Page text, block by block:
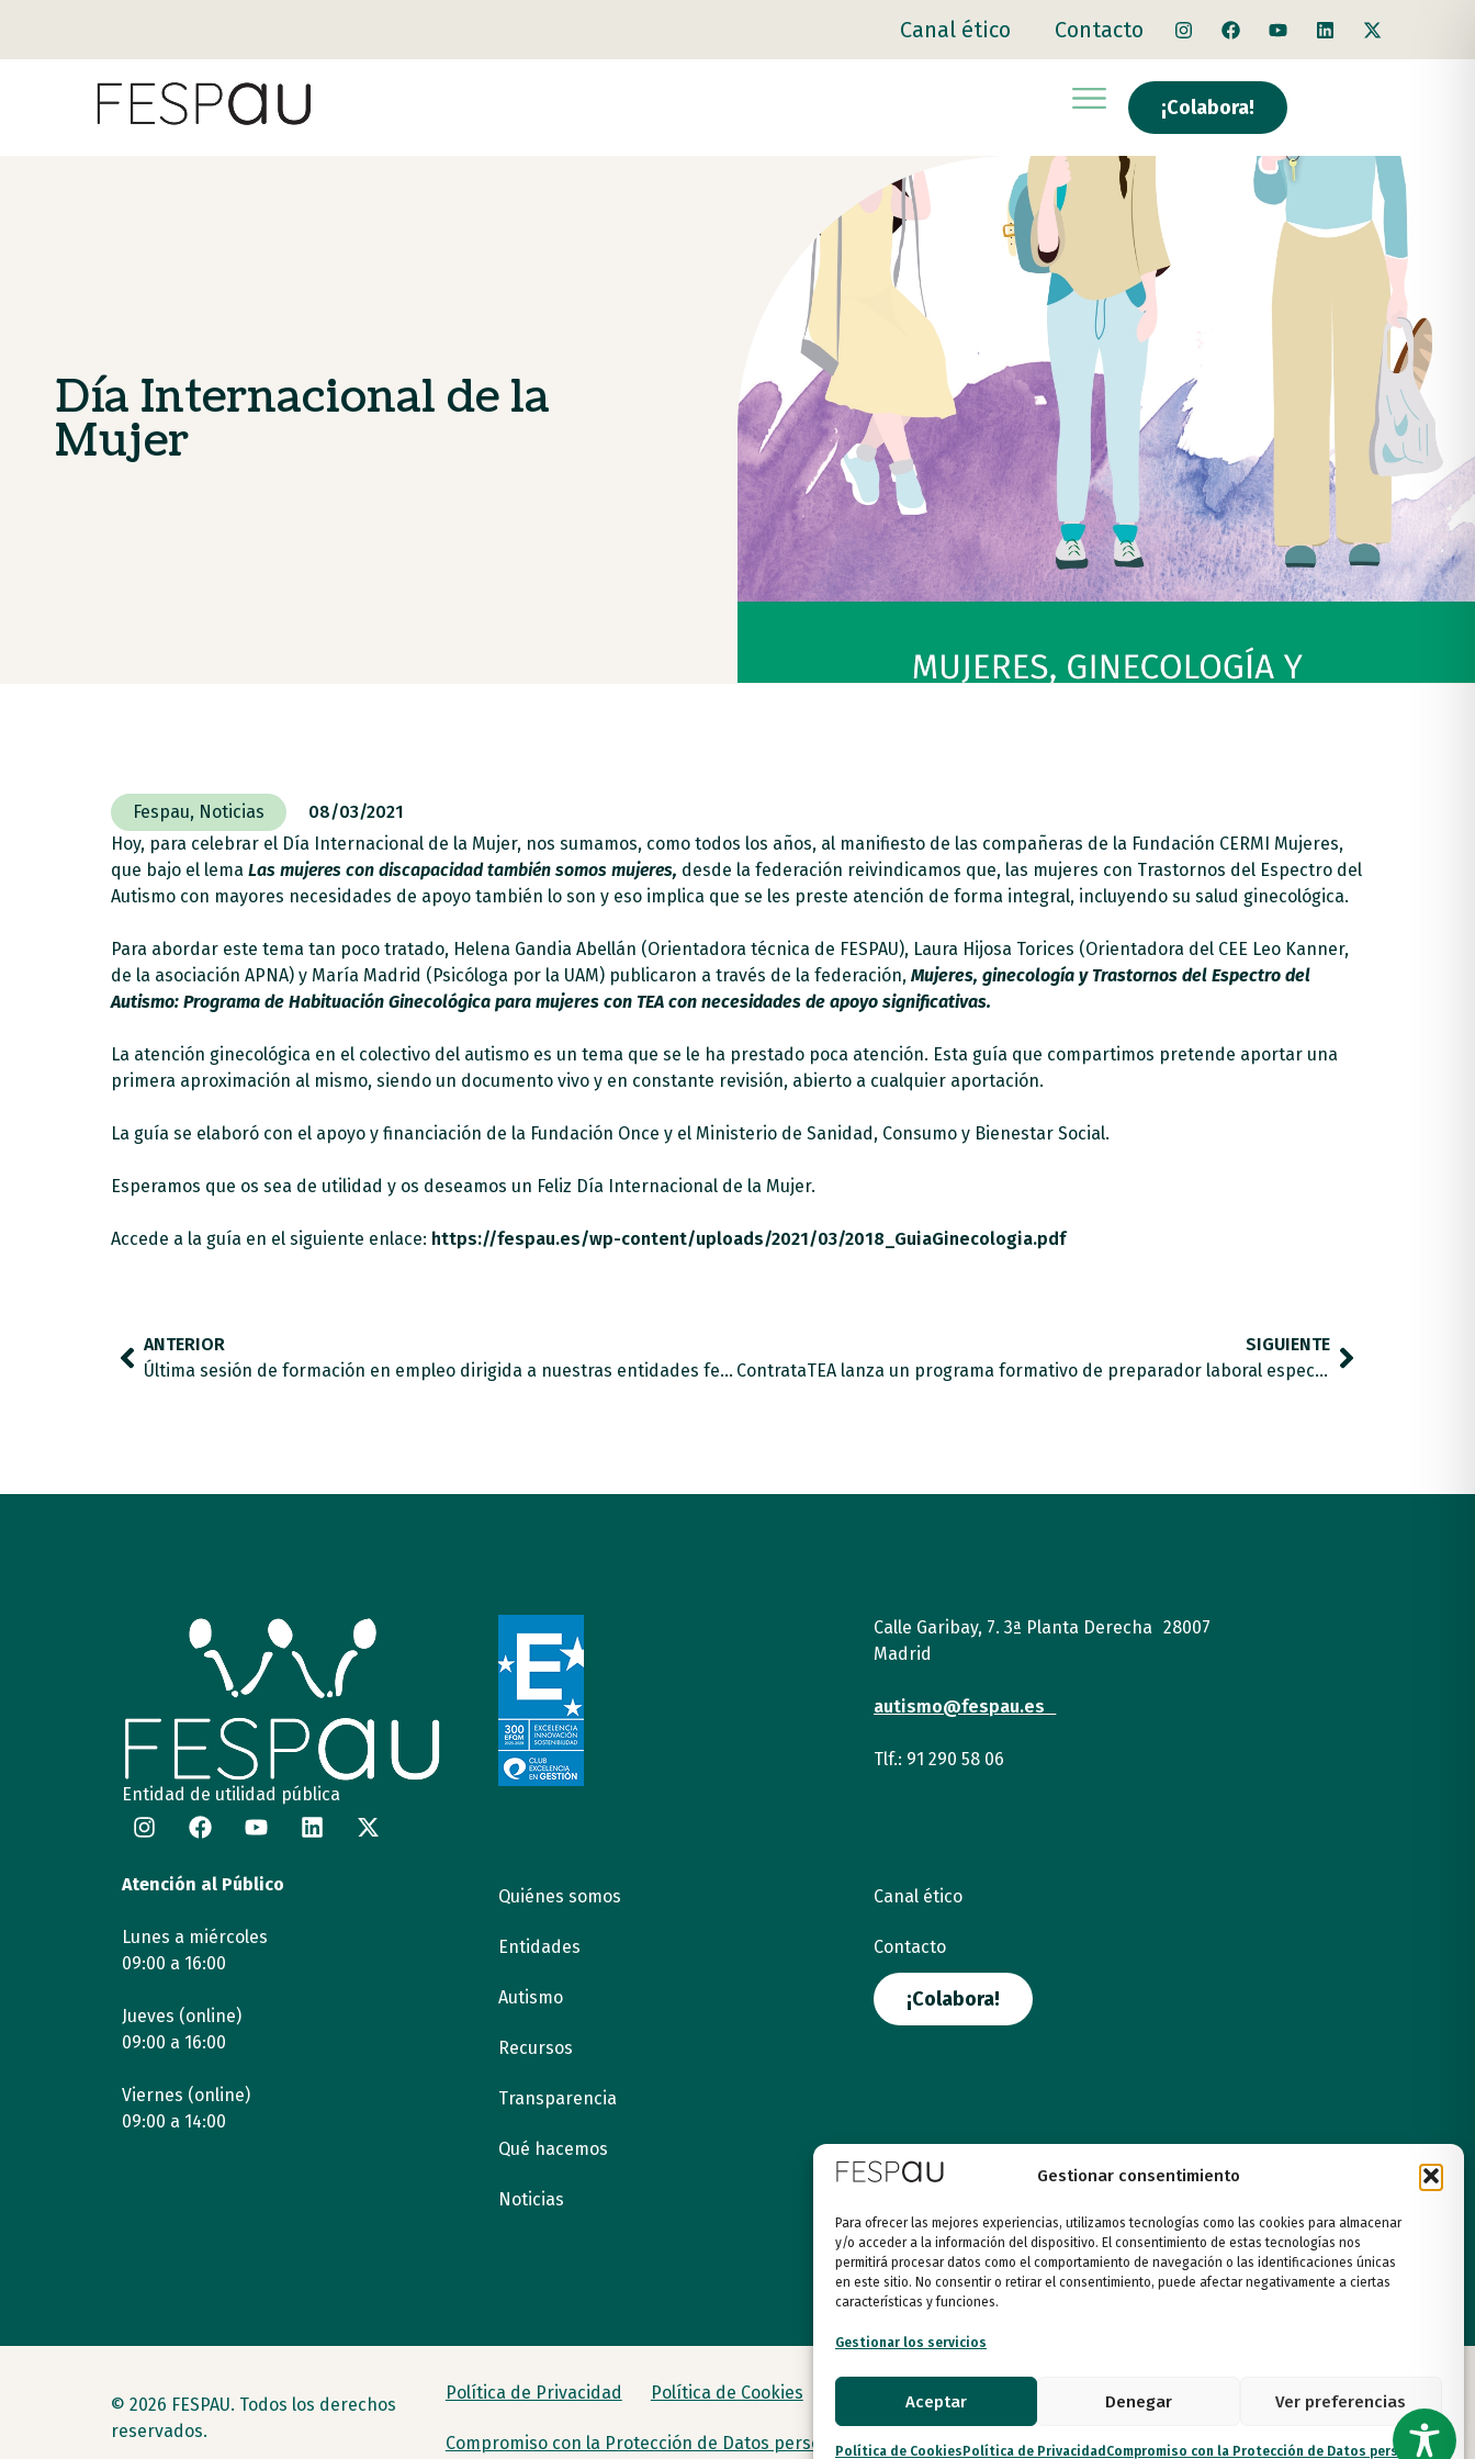
Gestionar consentimiento
Para ofrecer las mejores experiencias, utilizamos tecnologías como las cookies para almacenar
y/o acceder a la información del dispositivo. El consentimiento de estas tecnologías nos
permitirá procesar datos como el comportamiento de navegación o las identificaciones únicas
en este sitio. No consentir o retirar el consentimiento, puede afectar negativamente a ciertas
características y funciones.
Gestionar los servicios
Aceptar Denegar Ver preferencias
Política de Cookies Política de Privacidad Compromiso con la Protección de Datos personales
Canal ético Contacto
¡Colabora!
Día Internacional de la
Mujer
Fespau, Noticias
08/03/2021
Hoy, para celebrar el Día Internacional de la Mujer, nos sumamos, como todos los años, al manifiesto de las compañeras de la Fundación CERMI Mujeres,
que bajo el lema Las mujeres con discapacidad también somos mujeres, desde la federación reivindicamos que, las mujeres con Trastornos del Espectro del
Autismo con mayores necesidades de apoyo también lo son y eso implica que se les preste atención de forma integral, incluyendo su salud ginecológica.
Para abordar este tema tan poco tratado, Helena Gandia Abellán (Orientadora técnica de FESPAU), Laura Hijosa Torices (Orientadora del CEE Leo Kanner,
de la asociación APNA) y María Madrid (Psicóloga por la UAM) publicaron a través de la federación, Mujeres, ginecología y Trastornos del Espectro del
Autismo: Programa de Habituación Ginecológica para mujeres con TEA con necesidades de apoyo significativas.
La atención ginecológica en el colectivo del autismo es un tema que se le ha prestado poca atención. Esta guía que compartimos pretende aportar una
primera aproximación al mismo, siendo un documento vivo y en constante revisión, abierto a cualquier aportación.
La guía se elaboró con el apoyo y financiación de la Fundación Once y el Ministerio de Sanidad, Consumo y Bienestar Social.
Esperamos que os sea de utilidad y os deseamos un Feliz Día Internacional de la Mujer.
Accede a la guía en el siguiente enlace: https://fespau.es/wp-content/uploads/2021/03/2018_GuiaGinecologia.pdf
ANTERIOR
Última sesión de formación en empleo dirigida a nuestras entidades federadas.
SIGUIENTE
ContrataTEA lanza un programa formativo de preparador laboral especializado en TEA
Entidad de utilidad pública
Calle Garibay, 7. 3ª Planta Derecha 28007
Madrid
autismo@fespau.es
Tlf.: 91 290 58 06
Atención al Público
Lunes a miércoles
09:00 a 16:00
Jueves (online)
09:00 a 16:00
Viernes (online)
09:00 a 14:00
Quiénes somos
Entidades
Autismo
Recursos
Transparencia
Qué hacemos
Noticias
Canal ético
Contacto
¡Colabora!
© 2026 FESPAU. Todos los derechos
reservados.
Política de Privacidad Política de Cookies
Compromiso con la Protección de Datos personales